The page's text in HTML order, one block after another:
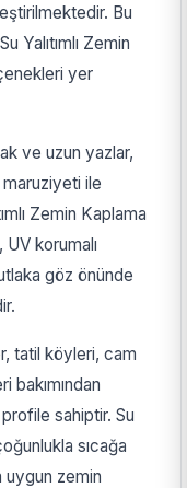
Bu
Yalıtımlı Zemin
yer
ve uzun yazlar,
maruziyeti ile
Zemin Kaplama
korumalı
göz önünde
tatil köyleri, cam
bakımından
sahiptir. Su
sıcağa
uygun zemin